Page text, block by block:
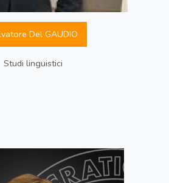
Del GAUDIO
Studi linguistici